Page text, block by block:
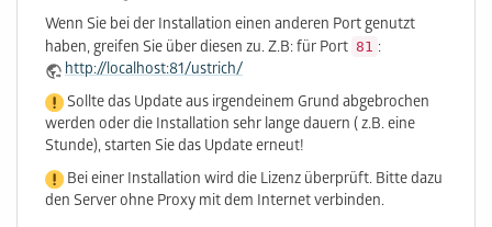
Wenn Sie bei der Installation einen anderen Port genutzt
haben, greifen Sie über diesen zu. Z.B: für Port 81 :
http://localhost:81/ustrich/
Sollte das Update aus irgendeinem Grund abgebrochen
werden oder die Installation sehr lange dauern ( z.B. eine
Stunde), starten Sie das Update erneut!
Bei einer Installation wird die Lizenz überprüft. Bitte dazu
den Server ohne Proxy mit dem Internet verbinden.